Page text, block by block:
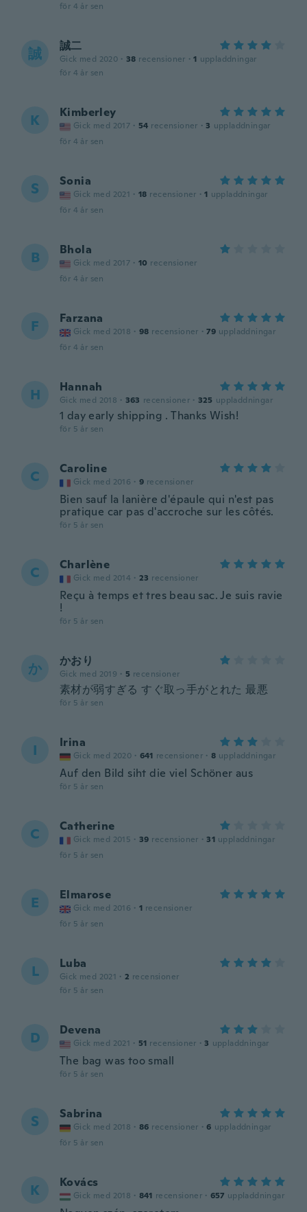
för 4 år sen
誠 誠二
Gick med 2020 · 38 recensioner · 1 uppladdningar
för 4 år sen
K Kimberley
Gick med 2017 · 54 recensioner · 3 uppladdningar
för 4 år sen
S Sonia
Gick med 2021 · 18 recensioner · 1 uppladdningar
för 4 år sen
B Bhola
Gick med 2017 · 10 recensioner
för 4 år sen
F Farzana
Gick med 2018 · 98 recensioner · 79 uppladdningar
för 4 år sen
H Hannah
Gick med 2018 · 363 recensioner · 325 uppladdningar
1 day early shipping . Thanks Wish!
för 5 år sen
C Caroline
Gick med 2016 · 9 recensioner
Bien sauf la lanière d'épaule qui n'est pas
pratique car pas d'accroche sur les côtés.
för 5 år sen
C Charlène
Gick med 2014 · 23 recensioner
Reçu à temps et tres beau sac. Je suis ravie
!
för 5 år sen
か かおり
Gick med 2019 · 5 recensioner
素材が弱すぎる すぐ取っ手がとれた 最悪
för 5 år sen
I Irina
Gick med 2020 · 641 recensioner · 8 uppladdningar
Auf den Bild siht die viel Schöner aus
för 5 år sen
C Catherine
Gick med 2015 · 39 recensioner · 31 uppladdningar
för 5 år sen
E Elmarose
Gick med 2016 · 1 recensioner
för 5 år sen
L Luba
Gick med 2021 · 2 recensioner
för 5 år sen
D Devena
Gick med 2021 · 51 recensioner · 3 uppladdningar
The bag was too small
för 5 år sen
S Sabrina
Gick med 2018 · 86 recensioner · 6 uppladdningar
för 5 år sen
K Kovács
Gick med 2018 · 841 recensioner · 657 uppladdningar